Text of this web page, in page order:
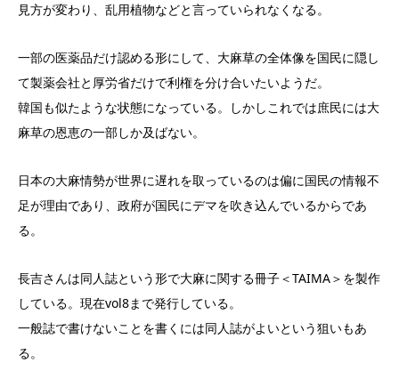
見方が変わり、乱用植物などと言っていられなくなる。
一部の医薬品だけ認める形にして、大麻草の全体像を国民に隠し
て製薬会社と厚労省だけで利権を分け合いたいようだ。
韓国も似たような状態になっている。しかしこれでは庶民には大
麻草の恩恵の一部しか及ばない。
日本の大麻情勢が世界に遅れを取っているのは偏に国民の情報不
足が理由であり、政府が国民にデマを吹き込んでいるからであ
る。
長吉さんは同人誌という形で大麻に関する冊子＜TAIMA＞を製作
している。現在vol8まで発行している。
一般誌で書けないことを書くには同人誌がよいという狙いもあ
る。